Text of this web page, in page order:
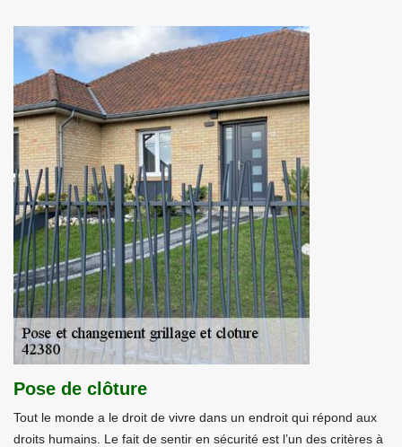
Pose de clôture
Tout le monde a le droit de vivre dans un endroit qui répond aux
droits humains. Le fait de sentir en sécurité est l’un des critères à